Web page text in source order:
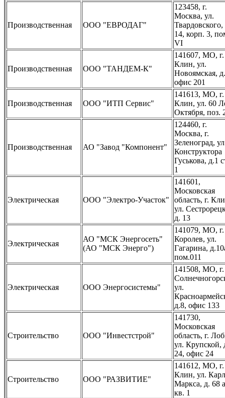
Производственная ООО "ЕВРОДАГ"
123458, г.
Москва, ул.
Твардовского,
14, корп. 3,
VI
Производственная ООО "ТАНДЕМ-К"
141607, МО, г.
Клин, ул.
Новоямская,
офис 201
Производственная ООО "ИТП Сервис"
141613, МО, г.
Клин, ул. 60
Октября, поз.
Производственная АО "Завод "Компонент"
124460, г.
Москва, г.
Зеленоград,
Конструктора
Гуськова, д.1
1
Электрическая ООО "Электро-Участок"
141601,
Московская
область, г.
ул.
д. 13
Электрическая
АО "МСК Энергосеть"
(АО "МСК Энерго")
141079, МО, г.
Королев, ул.
Гагарина,
пом.011
Электрическая ООО Энергосистемы"
141508, МО, г.
ул.
д.8, офис 133
Строительство ООО "Инвестстрой"
141730,
Московская
область, г.
ул. Крупской,
24, офис 24
Строительство ООО "РАЗВИТИЕ"
141612, МО, г.
Клин, ул.
Маркса, д. 68
кв. 1